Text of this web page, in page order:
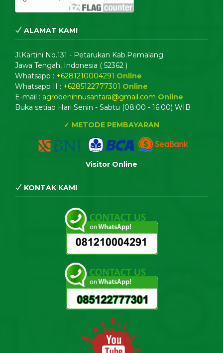
ALAMAT KAMI
Jl.Kartini No.131 - Petarukan Kab.Pemalang
Jawa Tengah, Indonesia ( 52362 )
Whatsapp : +6281210004291 Online
Whatsapp II : +6285122777301 Online
E-mail : agrobenihnusantara@gmail.com Online
Buka setiap Hari Senin - Sabtu (08:00 - 16:00) WIB
✓ METODE PEMBAYARAN
Visitor Online
KONTAK KAMI